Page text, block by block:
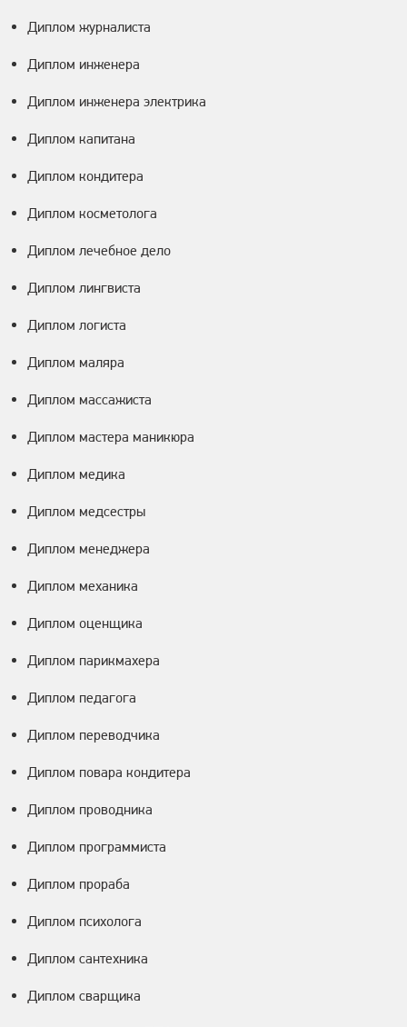
Диплом журналиста
Диплом инженера
Диплом инженера электрика
Диплом капитана
Диплом кондитера
Диплом косметолога
Диплом лечебное дело
Диплом лингвиста
Диплом логиста
Диплом маляра
Диплом массажиста
Диплом мастера маникюра
Диплом медика
Диплом медсестры
Диплом менеджера
Диплом механика
Диплом оценщика
Диплом парикмахера
Диплом педагога
Диплом переводчика
Диплом повара кондитера
Диплом проводника
Диплом программиста
Диплом прораба
Диплом психолога
Диплом сантехника
Диплом сварщика